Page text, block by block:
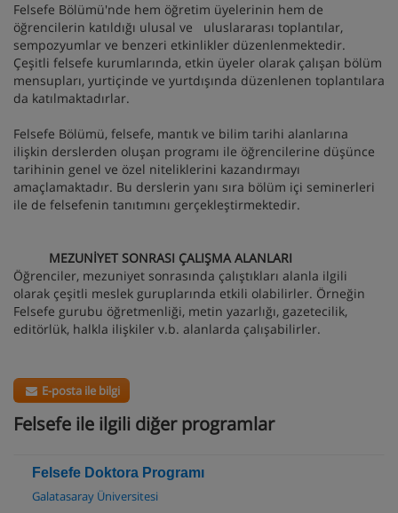
Felsefe Bölümü'nde hem öğretim üyelerinin hem de
öğrencilerin katıldığı ulusal ve uluslararası toplantılar,
sempozyumlar ve benzeri etkinlikler düzenlenmektedir.
Çeşitli felsefe kurumlarında, etkin üyeler olarak çalışan bölüm
mensupları, yurtiçinde ve yurtdışında düzenlenen toplantılara
da katılmaktadırlar.
Felsefe Bölümü, felsefe, mantık ve bilim tarihi alanlarına
ilişkin derslerden oluşan programı ile öğrencilerine düşünce
tarihinin genel ve özel niteliklerini kazandırmayı
amaçlamaktadır. Bu derslerin yanı sıra bölüm içi seminerleri
ile de felsefenin tanıtımını gerçekleştirmektedir.
MEZUNİYET SONRASI ÇALIŞMA ALANLARI
Öğrenciler, mezuniyet sonrasında çalıştıkları alanla ilgili
olarak çeşitli meslek guruplarında etkili olabilirler. Örneğin
Felsefe gurubu öğretmenliği, metin yazarlığı, gazetecilik,
editörlük, halkla ilişkiler v.b. alanlarda çalışabilirler.
E-posta ile bilgi
Felsefe ile ilgili diğer programlar
Felsefe Doktora Programı
Galatasaray Üniversitesi